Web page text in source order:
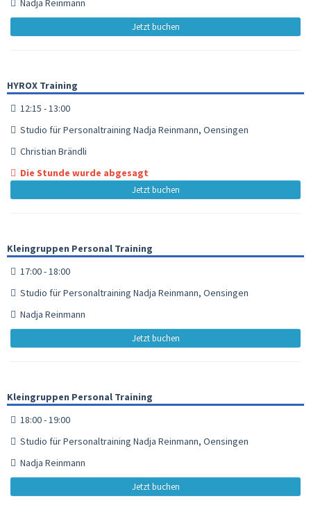
Nadja Reinmann
Jetzt buchen
HYROX Training
12:15 - 13:00
Studio für Personaltraining Nadja Reinmann, Oensingen
Christian Brändli
Die Stunde wurde abgesagt
Jetzt buchen
Kleingruppen Personal Training
17:00 - 18:00
Studio für Personaltraining Nadja Reinmann, Oensingen
Nadja Reinmann
Jetzt buchen
Kleingruppen Personal Training
18:00 - 19:00
Studio für Personaltraining Nadja Reinmann, Oensingen
Nadja Reinmann
Jetzt buchen